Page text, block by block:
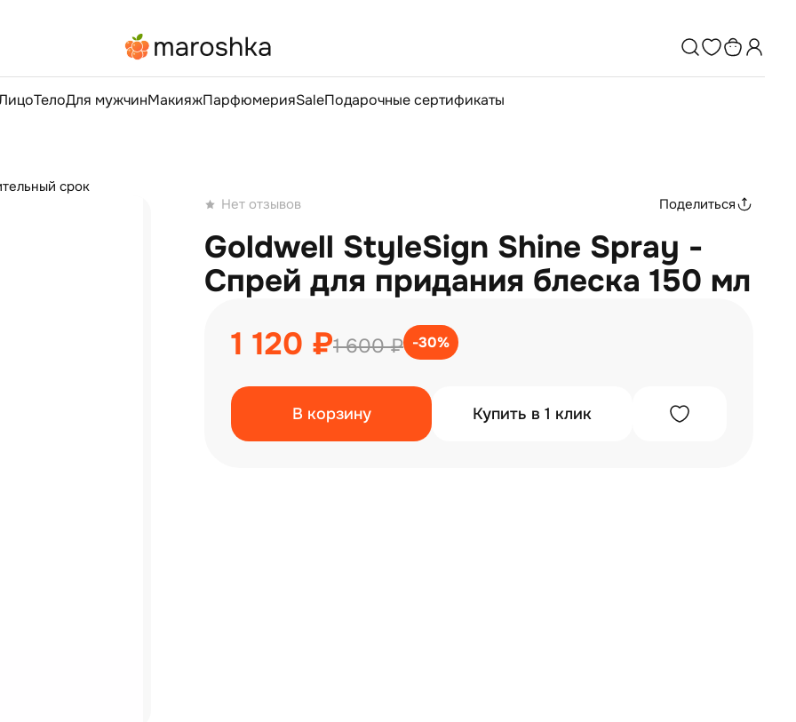
ТелоДля мужчинМакияжПарфюмерияSaleПодарочные сертификаты
срок
Нет отзывов Поделиться
Goldwell StyleSign Shine Spray -
Спрей для придания блеска 150 мл
1 120 ₽1 600 ₽ -30%
В корзину Купить в 1 клик